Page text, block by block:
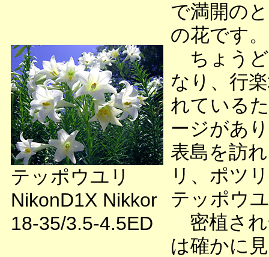
テッポウユリ
NikonD1X Nikkor
18-35/3.5-4.5ED
で満開の
の花です。
ちょうど
なり、行
れている
ージがあ
表島を訪
リ、ポツ
テッポウ
密植され
は確かに